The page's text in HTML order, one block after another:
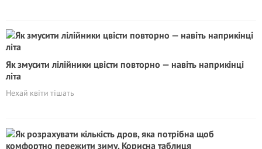
Як змусити лілійники цвісти повторно — навіть наприкінці
літа
Нехай квіти тішать